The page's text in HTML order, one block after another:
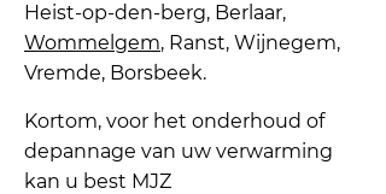
Heist-op-den-berg, Berlaar,
Wommelgem, Ranst, Wijnegem,
Vremde, Borsbeek.
Kortom, voor het onderhoud of
depannage van uw verwarming
kan u best MJZ